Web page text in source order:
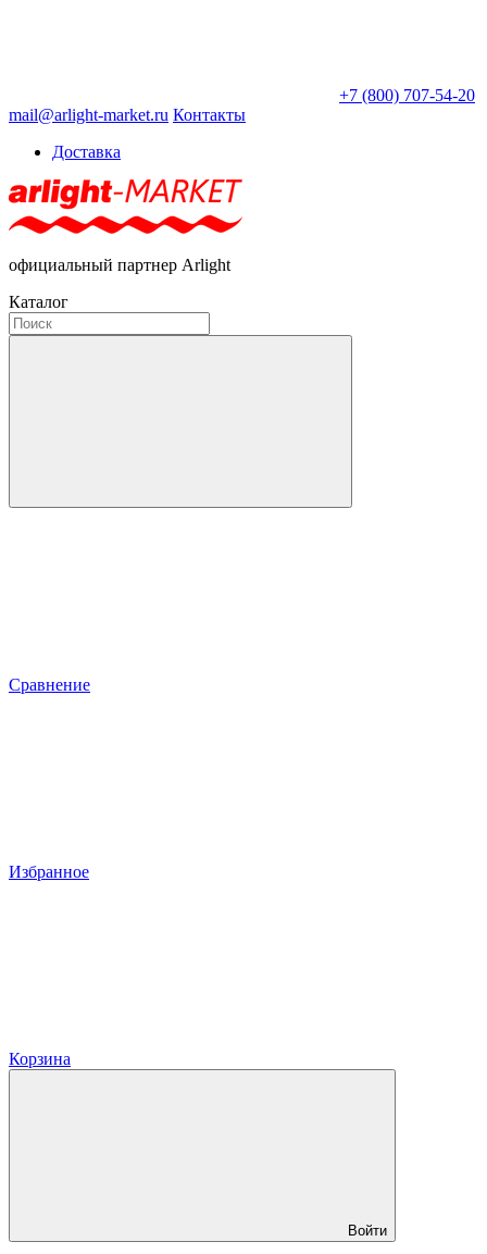
+7 (800) 707-54-20
mail@arlight-market.ru Контакты
Доставка
официальный партнер Arlight
Каталог
Сравнение
Избранное
Корзина
Войти